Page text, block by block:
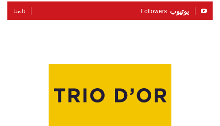
يوتيوب Followers تابعنا